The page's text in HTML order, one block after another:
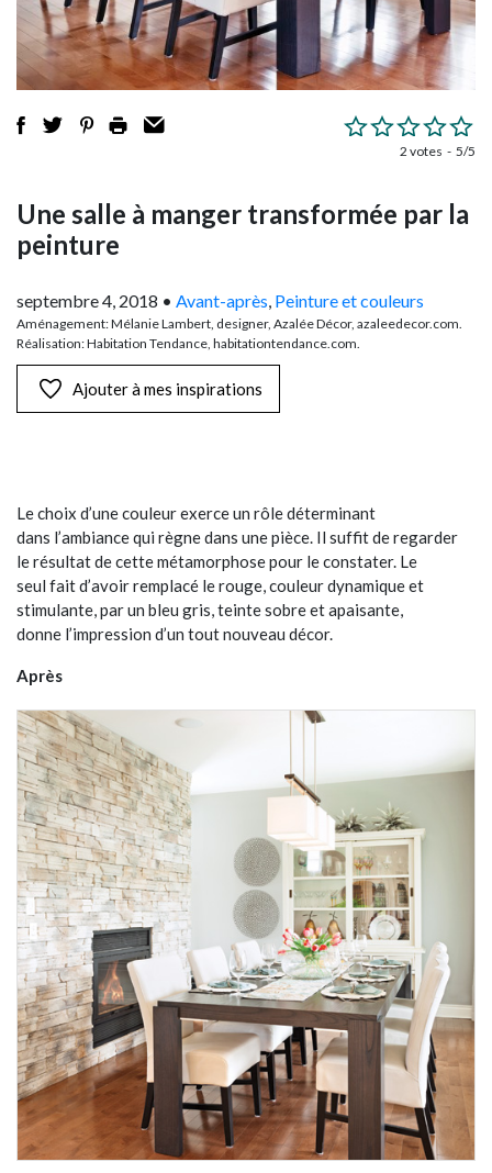
2 votes 5/5
Une salle à manger transformée par la
peinture
septembre 4, 2018 • Avant-après, Peinture et couleurs
Aménagement: Mélanie Lambert, designer, Azalée Décor, azaleedecor.com.
Réalisation: Habitation Tendance, habitationtendance.com.
Ajouter à mes inspirations
Le choix d’une couleur exerce un rôle déterminant
dans l’ambiance qui règne dans une pièce. Il suffit de regarder
le résultat de cette métamorphose pour le constater. Le
seul fait d’avoir remplacé le rouge, couleur dynamique et
stimulante, par un bleu gris, teinte sobre et apaisante,
donne l’impression d’un tout nouveau décor.
Après